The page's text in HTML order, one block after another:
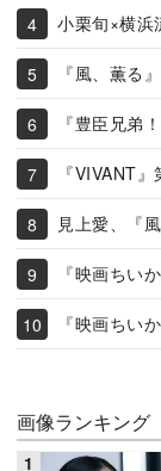
小栗旬×横浜
『風、薫る
『豊臣兄弟
『VIVANT
見上愛、『
『映画ちい
『映画ちい
画像ランキング